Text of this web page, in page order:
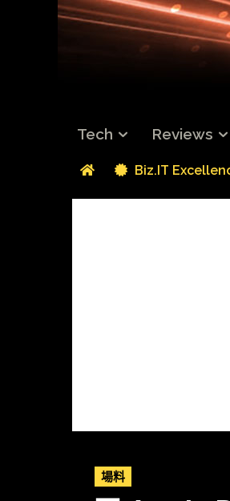
Tech Reviews
Biz.IT
場料